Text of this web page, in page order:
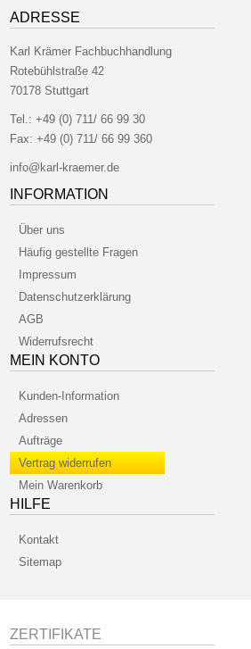
ADRESSE
Karl Krämer Fachbuchhandlung
Rotebühlstraße 42
70178 Stuttgart
Tel.:+49 (0) 711/ 66 99 30
Fax: +49 (0) 711/ 66 99 360
info@karl-kraemer.de
INFORMATION
Über uns
Häufig gestellte Fragen
Impressum
Datenschutzerklärung
AGB
Widerrufsrecht
MEIN KONTO
Kunden-Information
Adressen
Aufträge
Vertrag widerrufen
Mein Warenkorb
HILFE
Kontakt
Sitemap
ZERTIFIKATE